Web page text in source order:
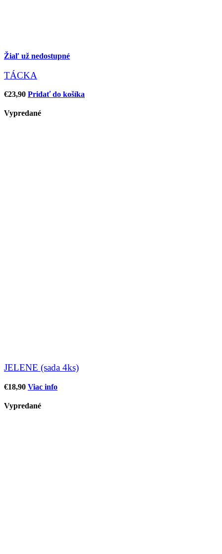
Žiaľ už nedostupné
TÁCKA
€23,90 Pridať do košíka
Vypredané
JELENE (sada 4ks)
€18,90 Viac info
Vypredané